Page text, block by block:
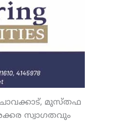
ചാവക്കാട്, മുസ്തഫ
സ്വാഗതവും